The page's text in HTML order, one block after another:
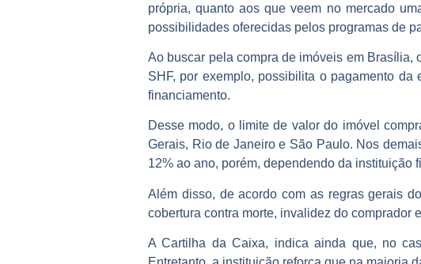
própria, quanto aos que veem no mercado
possibilidades oferecidas pelos programas de
Ao buscar pela compra de imóveis em Brasília,
SHF, por exemplo, possibilita o pagamento
financiamento.
Desse modo, o limite de valor do imóvel
Gerais, Rio de Janeiro e São Paulo. Nos
12% ao ano, porém, dependendo da instituição
Além disso, de acordo com as regras gerais
cobertura contra morte, invalidez do comprador
A Cartilha da Caixa, indica ainda que, no